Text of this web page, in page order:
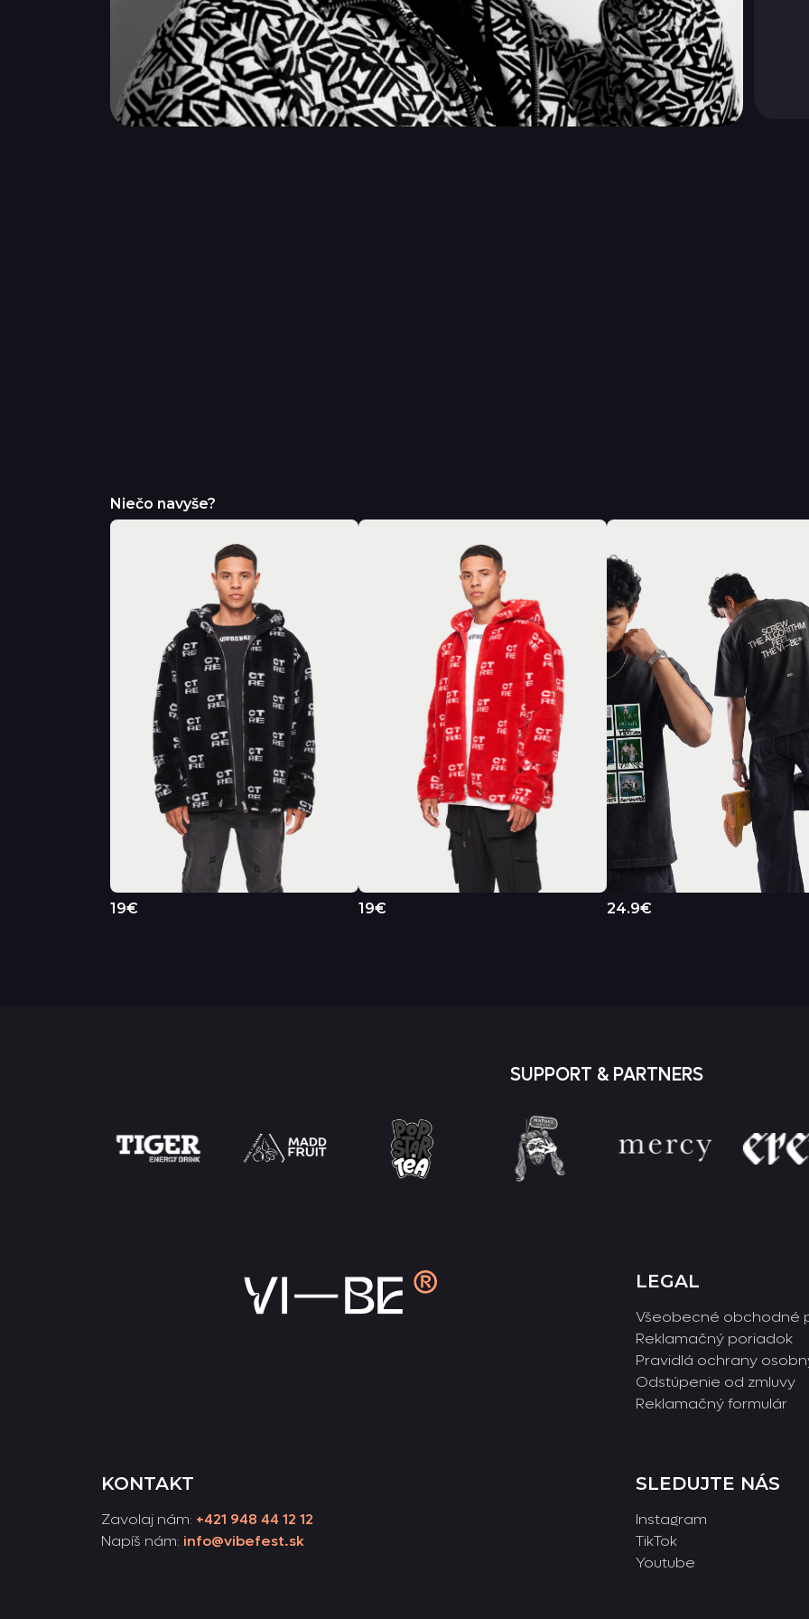
Niečo navyše?
19€ 19€ 24.9€
SUPPORT & PARTNERS
LEGAL
Všeobecné obchodné
Reklamačný poriadok
Pravidlá ochrany
Odstúpenie od zmluvy
Reklamačný formulár
KONTAKT
Zavolaj nám: +421 948 44 12 12
Napíš nám: info@vibefest.sk
SLEDUJTE NÁS
Instagram
TikTok
Youtube